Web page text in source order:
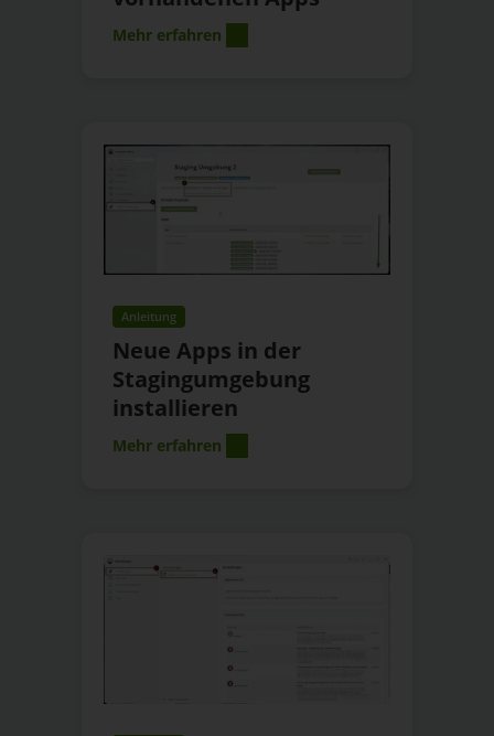
Mehr erfahren
Anleitung
Neue Apps in der
Stagingumgebung
installieren
Mehr erfahren